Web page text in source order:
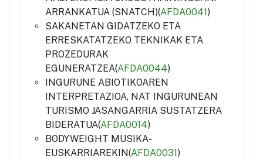
ARRANKATUA (SNATCH)(AFDA0041)
SAKANETAN GIDATZEKO ETA
ERRESKATATZEKO TEKNIKAK ETA
PROZEDURAK
EGUNERATZEA(AFDA0044)
INGURUNE ABIOTIKOAREN
INTERPRETAZIOA, NAT INGURUNEAN
TURISMO JASANGARRIA SUSTATZERA
BIDERATUA(AFDA0014)
BODYWEIGHT MUSIKA-
EUSKARRIAREKIN(AFDA0031)